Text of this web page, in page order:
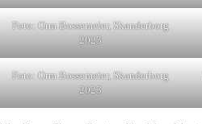
Foto: Orm Bossemeier, Skanderborg
2023
Foto: Orm Bossemeier, Skanderborg
2023